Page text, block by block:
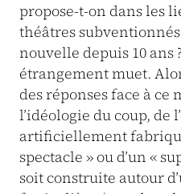
propose-t-on dans les
théâtres
nouvelle depuis 10 ans
étrangement muet.
des réponses face à ce
l’idéologie du coup, de
artificiellement
spectacle » ou d’un «
soit construite autour